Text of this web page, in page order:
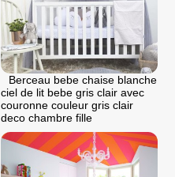
Berceau bebe chaise blanche
ciel de lit bebe gris clair avec
couronne couleur gris clair
deco chambre fille